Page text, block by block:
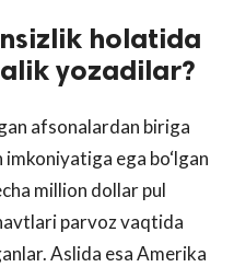
holatida
yozadilar?
afsonalardan biriga
imkoniyatiga ega bo‘lgan
million dollar pul
parvoz vaqtida
Aslida esa Amerika